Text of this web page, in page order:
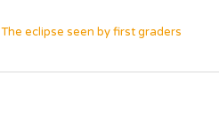
The eclipse seen by first graders